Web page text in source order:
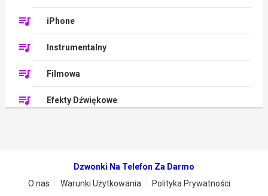
iPhone
Instrumentalny
Filmowa
Efekty Dźwiękowe
Dzwonki Na Telefon Za Darmo
O nas
Warunki Użytkowania
Polityka Prywatności